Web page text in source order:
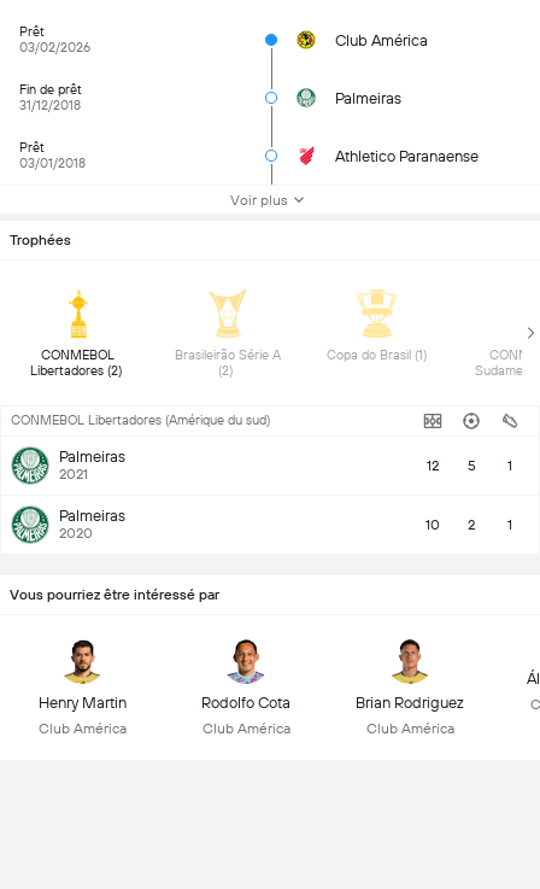
Prêt
03/02/2026
Club América
Fin de prêt
31/12/2018
Palmeiras
Prêt
03/01/2018
Athletico Paranaense
Voir plus
Trophées
CONMEBOL
Brasileirão Série A
CONMEBOL Libertadores (Amérique du sud)
Palmeiras
2021 12 5 1
Palmeiras
2020 10 2 1
Vous pourriez être intéressé par
Henry Martin
Club América
Rodolfo Cota
Club América
Brian Rodriguez
Club América